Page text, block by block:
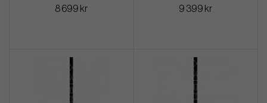
8 699 kr 9 399 kr